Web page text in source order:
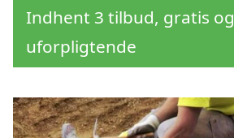
Indhent 3 tilbud, gratis og
uforpligtende